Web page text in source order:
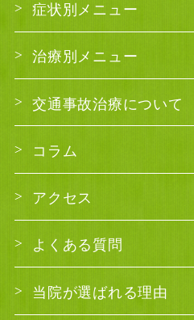
症状別メニュー
治療別メニュー
交通事故治療について
コラム
アクセス
よくある質問
当院が選ばれる理由